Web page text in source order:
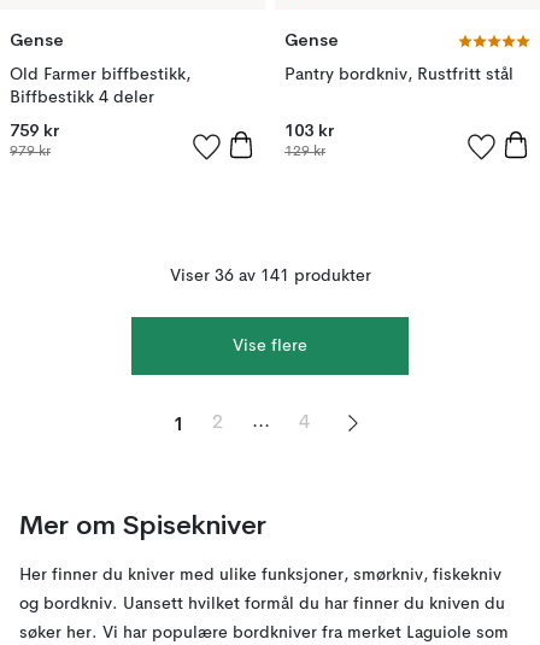
Gense
Old Farmer biffbestikk,
Biffbestikk 4 deler
759 kr
979 kr
Gense
Pantry bordkniv, Rustfritt stål
103 kr
129 kr
Viser 36 av 141 produkter
Vise flere
1 2 ... 4
Mer om Spisekniver
Her finner du kniver med ulike funksjoner, smørkniv, fiskekniv
og bordkniv. Uansett hvilket formål du har finner du kniven du
søker her. Vi har populære bordkniver fra merket Laguiole som